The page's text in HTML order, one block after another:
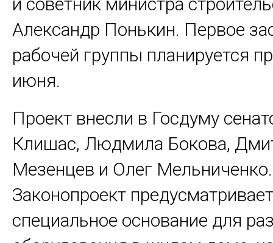
Александр Понькин. Первое
рабочей группы планируется
июня.
Проект внесли в Госдуму
Клишас, Людмила Бокова,
Мезенцев и Олег Мельниченко.
Законопроект предусматривает
специальное основание для